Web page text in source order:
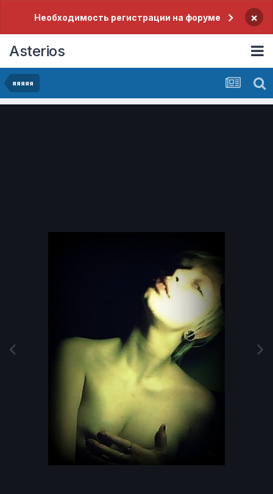
Необходимость регистрации на форуме ×
Asterios
яяяяя